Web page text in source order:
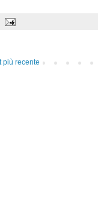
più recente